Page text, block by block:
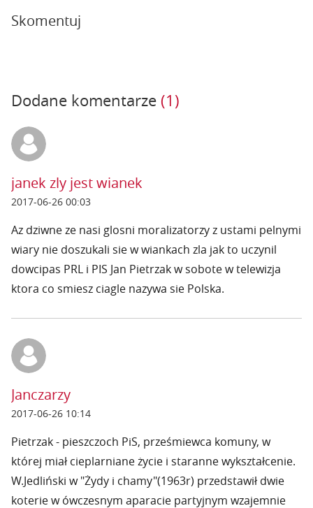
Skomentuj
Dodane komentarze (1)
janek zly jest wianek
2017-06-26 00:03
Az dziwne ze nasi glosni moralizatorzy z ustami pelnymi
wiary nie doszukali sie w wiankach zla jak to uczynil
dowcipas PRL i PIS Jan Pietrzak w sobote w telewizja
ktora co smiesz ciagle nazywa sie Polska.
Janczarzy
2017-06-26 10:14
Pietrzak - pieszczoch PiS, prześmiewca komuny, w
której miał cieplarniane życie i staranne wykształcenie.
W.Jedliński w "Żydy i chamy"(1963r) przedstawił dwie
koterie w ówczesnym aparacie partyjnym wzajemnie